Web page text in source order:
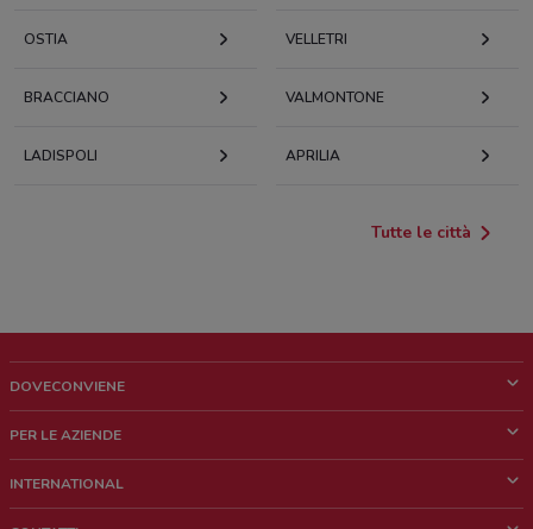
OSTIA VELLETRI
BRACCIANO VALMONTONE
LADISPOLI APRILIA
Tutte le città
DOVECONVIENE
Chi siamo
PER LE AZIENDE
Richieste commerciali e marketing
INTERNATIONAL